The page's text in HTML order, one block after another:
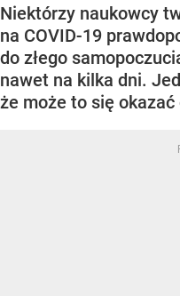
Niektórzy naukowcy
na COVID-19
do złego
nawet na kilka dni.
że może to się okazać